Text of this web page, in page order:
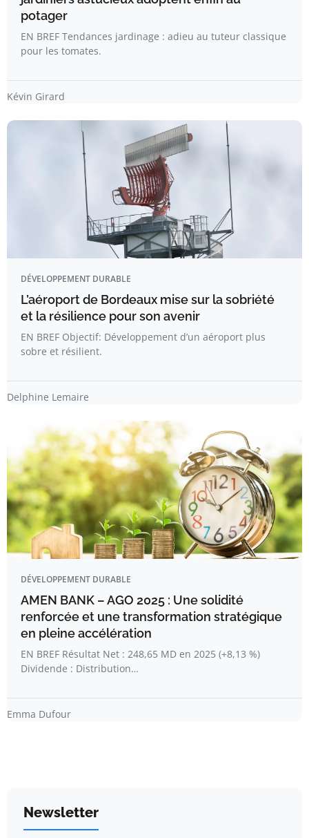
potager
EN BREF Tendances jardinage : adieu au tuteur classique
pour les tomates.
Kévin Girard
DÉVELOPPEMENT DURABLE
L’aéroport de Bordeaux mise sur la sobriété
et la résilience pour son avenir
EN BREF Objectif: Développement d’un aéroport plus
sobre et résilient.
Delphine Lemaire
DÉVELOPPEMENT DURABLE
AMEN BANK – AGO 2025 : Une solidité
renforcée et une transformation stratégique
en pleine accélération
EN BREF Résultat Net : 248,65 MD en 2025 (+8,13 %)
Dividende : Distribution…
Emma Dufour
Newsletter